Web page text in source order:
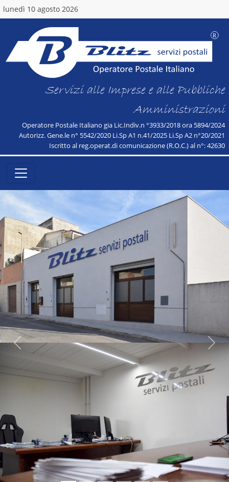
lunedì 10 agosto 2026
Servizi alle Imprese e alle Pubbliche
Amministrazioni
Operatore Postale Italiano gia Lic.Indiv.n °3933/2018 ora 5894/2024
Autorizz. Gene.le n° 5542/2020 Li.Sp A1 n.41/2025 Li.Sp A2 n°20/2021
Iscritto al reg.operat.di comunicazione (R.O.C.) al n°: 42630
Previous Next